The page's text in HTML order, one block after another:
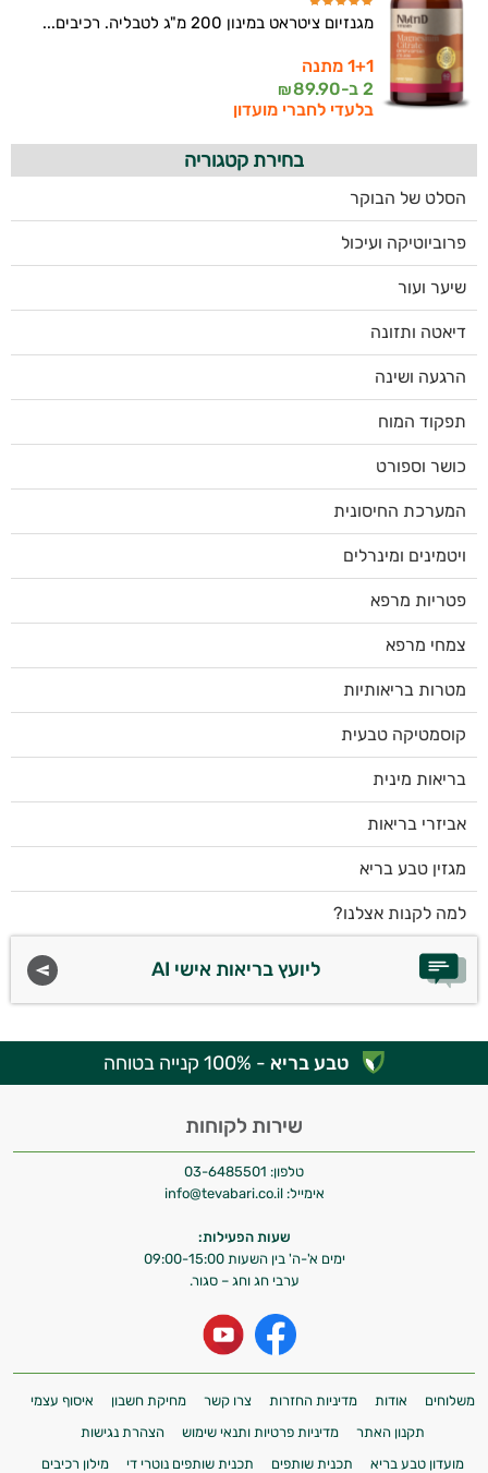
מגנזיום ציטראט במינון 200 מ"ג לטבליה. רכיבים...
1+1 מתנה
2 ב-
89.90
₪
בלעדי לחברי מועדון
בחירת קטגוריה
הסלט של הבוקר
פרוביוטיקה ועיכול
שיער ועור
דיאטה ותזונה
הרגעה ושינה
תפקוד המוח
כושר וספורט
המערכת החיסונית
ויטמינים ומינרלים
פטריות מרפא
צמחי מרפא
מטרות בריאותיות
קוסמטיקה טבעית
בריאות מינית
אביזרי בריאות
מגזין טבע בריא
למה לקנות אצלנו?
ליועץ בריאות אישי AI
טבע בריא - 100% קנייה בטוחה
שירות לקוחות
טלפון: 03-6485501
אימייל: info@tevabari.co.il
שעות הפעילות:
ימים א'-ה' בין השעות 09:00-15:00
ערבי חג וחג – סגור.
משלוחים אודות מדיניות החזרות צרו קשר מחיקת חשבון
איסוף עצמי
תקנון האתר
מדיניות פרטיות ותנאי שימוש
הצהרת נגישות
מועדון טבע בריא
תכנית שותפים תכנית שותפים נוטרי די מילון רכיבים